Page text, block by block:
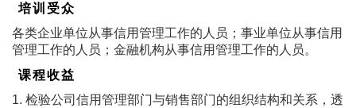
培训受众
各类企业单位从事信用管理工作的人员；事业单位从事信用
管理工作的人员；金融机构从事信用管理工作的人员。
课程收益
1. 检验公司信用管理部门与销售部门的组织结构和关系，透